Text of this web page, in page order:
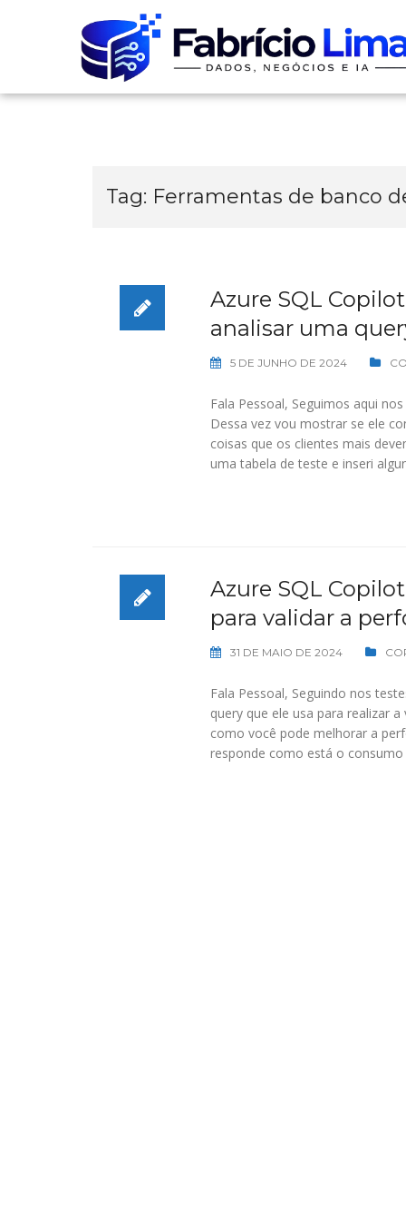
Tag: Ferramentas de banco
Azure SQL
analisar uma
5 DE JUNHO DE 2024
Fala Pessoal, Seguimos aqui
Dessa vez vou mostrar se ele
coisas que os clientes mais
uma tabela de teste e inseri
Azure SQL
para validar a
31 DE MAIO DE 2024
Fala Pessoal, Seguindo nos
query que ele usa para realizar
como você pode melhorar a
responde como está o